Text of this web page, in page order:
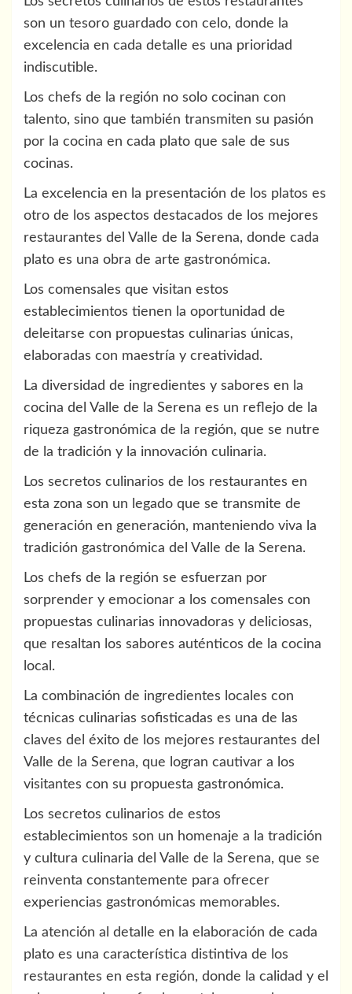
son un tesoro guardado con celo, donde la
excelencia en cada detalle es una prioridad
indiscutible.
Los chefs de la región no solo cocinan con
talento, sino que también transmiten su pasión
por la cocina en cada plato que sale de sus
cocinas.
La excelencia en la presentación de los platos es
otro de los aspectos destacados de los mejores
restaurantes del Valle de la Serena, donde cada
plato es una obra de arte gastronómica.
Los comensales que visitan estos
establecimientos tienen la oportunidad de
deleitarse con propuestas culinarias únicas,
elaboradas con maestría y creatividad.
La diversidad de ingredientes y sabores en la
cocina del Valle de la Serena es un reflejo de la
riqueza gastronómica de la región, que se nutre
de la tradición y la innovación culinaria.
Los secretos culinarios de los restaurantes en
esta zona son un legado que se transmite de
generación en generación, manteniendo viva la
tradición gastronómica del Valle de la Serena.
Los chefs de la región se esfuerzan por
sorprender y emocionar a los comensales con
propuestas culinarias innovadoras y deliciosas,
que resaltan los sabores auténticos de la cocina
local.
La combinación de ingredientes locales con
técnicas culinarias sofisticadas es una de las
claves del éxito de los mejores restaurantes del
Valle de la Serena, que logran cautivar a los
visitantes con su propuesta gastronómica.
Los secretos culinarios de estos
establecimientos son un homenaje a la tradición
y cultura culinaria del Valle de la Serena, que se
reinventa constantemente para ofrecer
experiencias gastronómicas memorables.
La atención al detalle en la elaboración de cada
plato es una característica distintiva de los
restaurantes en esta región, donde la calidad y el